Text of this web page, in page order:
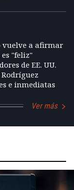
vuelve a afirmar
es "feliz"
de EE. UU.
e inmediatas
Ver más